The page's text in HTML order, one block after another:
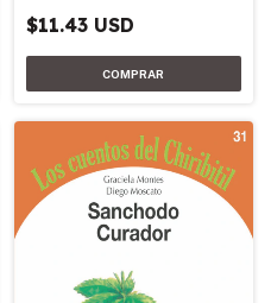
$11.43 USD